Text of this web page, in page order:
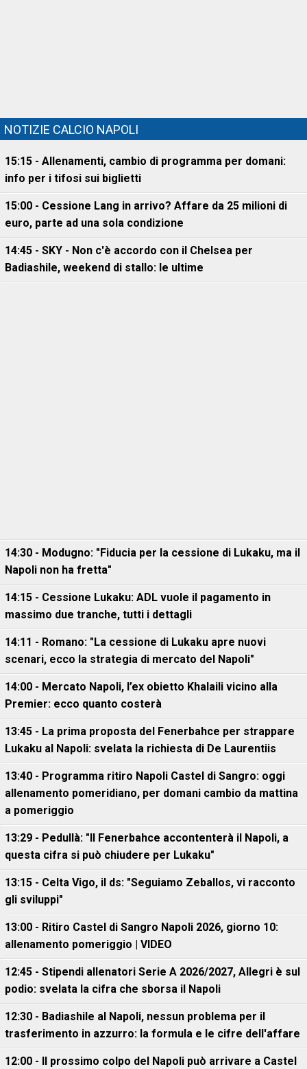
NOTIZIE CALCIO NAPOLI
15:15 - Allenamenti, cambio di programma per domani:
info per i tifosi sui biglietti
15:00 - Cessione Lang in arrivo? Affare da 25 milioni di
euro, parte ad una sola condizione
14:45 - SKY - Non c'è accordo con il Chelsea per
Badiashile, weekend di stallo: le ultime
14:30 - Modugno: "Fiducia per la cessione di Lukaku, ma il
Napoli non ha fretta"
14:15 - Cessione Lukaku: ADL vuole il pagamento in
massimo due tranche, tutti i dettagli
14:11 - Romano: "La cessione di Lukaku apre nuovi
scenari, ecco la strategia di mercato del Napoli"
14:00 - Mercato Napoli, l’ex obietto Khalaili vicino alla
Premier: ecco quanto costerà
13:45 - La prima proposta del Fenerbahce per strappare
Lukaku al Napoli: svelata la richiesta di De Laurentiis
13:40 - Programma ritiro Napoli Castel di Sangro: oggi
allenamento pomeridiano, per domani cambio da mattina
a pomeriggio
13:29 - Pedullà: "Il Fenerbahce accontenterà il Napoli, a
questa cifra si può chiudere per Lukaku"
13:15 - Celta Vigo, il ds: "Seguiamo Zeballos, vi racconto
gli sviluppi"
13:00 - Ritiro Castel di Sangro Napoli 2026, giorno 10:
allenamento pomeriggio | VIDEO
12:45 - Stipendi allenatori Serie A 2026/2027, Allegri è sul
podio: svelata la cifra che sborsa il Napoli
12:30 - Badiashile al Napoli, nessun problema per il
trasferimento in azzurro: la formula e le cifre dell'affare
12:00 - Il prossimo colpo del Napoli può arrivare a Castel